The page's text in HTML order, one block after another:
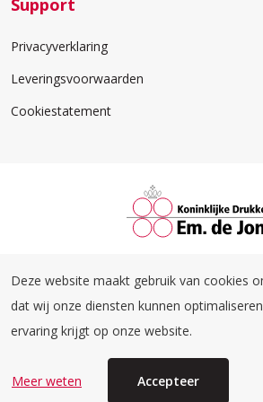
Support
Privacyverklaring
Leveringsvoorwaarden
Cookiestatement
Familiedrukwerk
Em. de
Uitgeverij Em. de
© 2026 Koninklijke Drukkerij
Deze website maakt gebruik van cookies
dat wij onze diensten kunnen
ervaring krijgt op onze website.
Meer weten Accepteer